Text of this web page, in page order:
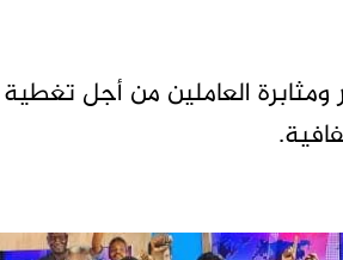
العاملين من أجل